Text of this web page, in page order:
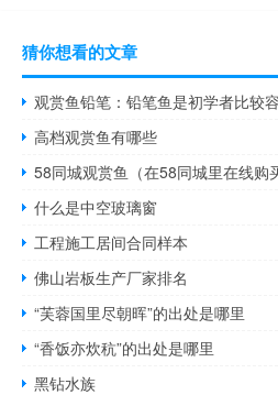
猜你想看的文章
观赏鱼铅笔：铅笔鱼是初学者比较
高档观赏鱼有哪些
58同城观赏鱼（在58同城里在线购
什么是中空玻璃窗
工程施工居间合同样本
佛山岩板生产厂家排名
“芙蓉国里尽朝晖”的出处是哪里
“香饭亦炊秔”的出处是哪里
黑钻水族